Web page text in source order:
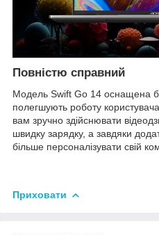
Повністю справний
Модель Swift Go 14 оснащена
полегшують роботу
вам зручно здійснювати
швидку зарядку, а завдяки
більше персоналізувати свій
Приховати